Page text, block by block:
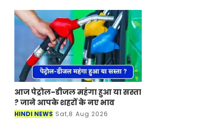
आज पेट्रोल-डीजल महंगा हुआ या सस्ता
? जाने आपके शहरों के नए भाव
HINDI NEWS Sat,8 Aug 2026